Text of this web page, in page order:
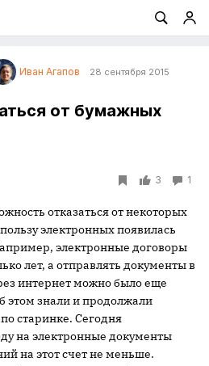
Иван Агапов 28 сентября 2015
от бумажных
3 1
отказаться от некоторых
электронных появилась
электронные договоры
лет, а отправлять документы в
интернет можно было еще
этом знали и продолжали
старинке. Сегодня
на электронные документы
на этот счет не меньше.